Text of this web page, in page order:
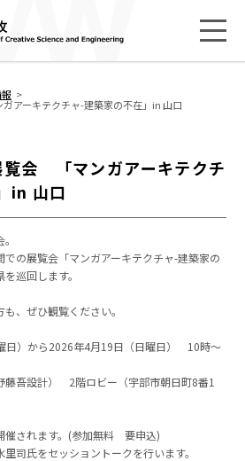
アーキテクチャ-建築家の不在」in 山口
覧会 「マンガアーキテクチ
in 山口
の展覧会「マンガアーキテクチャ-建築家の
巡回します。
、ぜひ観覧ください。
日）から2026年4月19日（日曜日） 10時～
藤吾設計） 2階ロビー（宇部市朝日町8番1
催されます。(参加無料 要申込)
司氏をセッショントークを行います。